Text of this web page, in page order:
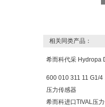
相关同类产品：
希而科代采 Hydropa
600 010 311 11 G1/
压力传感器
希而科进口TIVAL压